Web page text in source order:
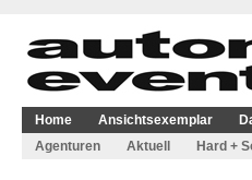
Home Ansichtsexemplar
Agenturen
Aktuell Hard +